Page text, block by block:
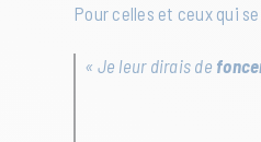
Pour celles et ceux qui
« Je leur dirais de